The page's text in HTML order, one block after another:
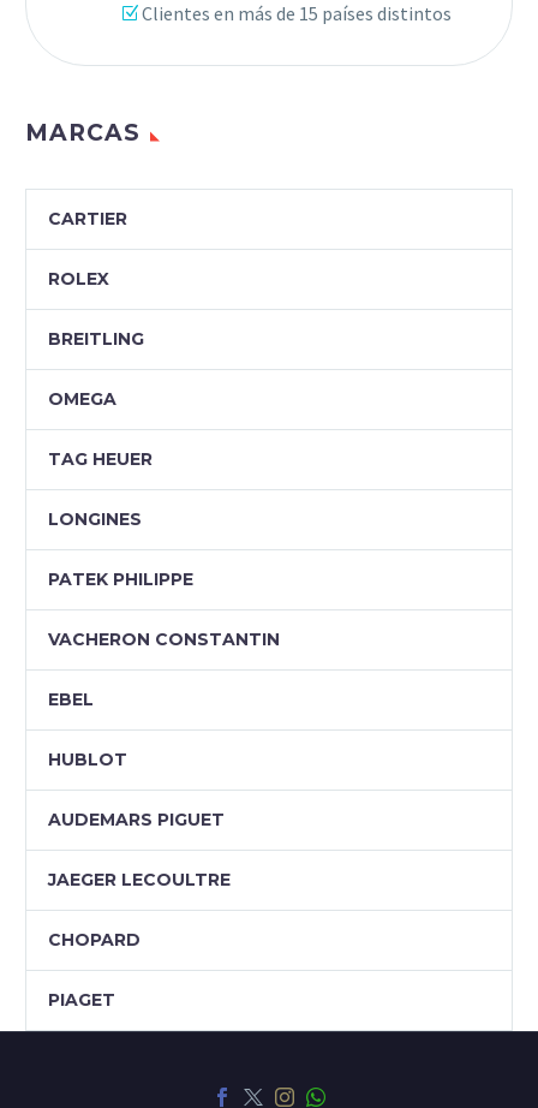
Clientes en más de 15 países distintos
MARCAS
CARTIER
ROLEX
BREITLING
OMEGA
TAG HEUER
LONGINES
PATEK PHILIPPE
VACHERON CONSTANTIN
EBEL
HUBLOT
AUDEMARS PIGUET
JAEGER LECOULTRE
CHOPARD
PIAGET